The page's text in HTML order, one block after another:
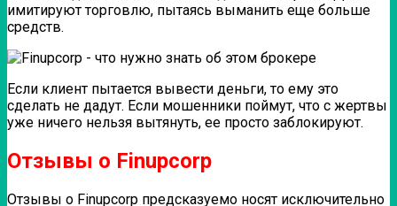
имитируют торговлю, пытаясь выманить еще больше
средств.
Если клиент пытается вывести деньги, то ему это
сделать не дадут. Если мошенники поймут, что с жертвы
уже ничего нельзя вытянуть, ее просто заблокируют.
Отзывы о Finupcorp
Отзывы о Finupcorp предсказуемо носят исключительно